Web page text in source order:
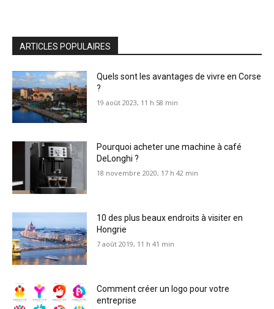
ARTICLES POPULAIRES
Quels sont les avantages de vivre en Corse
?
19 août 2023, 11 h 58 min
Pourquoi acheter une machine à café
DeLonghi ?
18 novembre 2020, 17 h 42 min
10 des plus beaux endroits à visiter en
Hongrie
7 août 2019, 11 h 41 min
Comment créer un logo pour votre
entreprise